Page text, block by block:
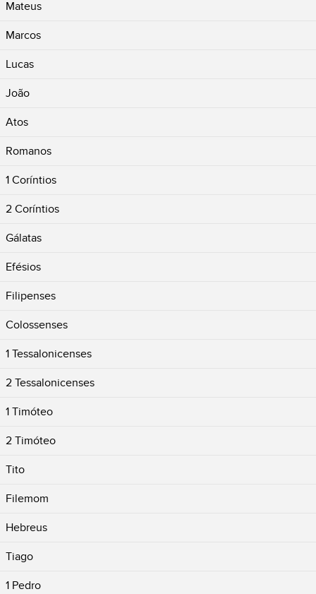
Mateus
Marcos
Lucas
João
Atos
Romanos
1 Coríntios
2 Coríntios
Gálatas
Efésios
Filipenses
Colossenses
1 Tessalonicenses
2 Tessalonicenses
1 Timóteo
2 Timóteo
Tito
Filemom
Hebreus
Tiago
1 Pedro